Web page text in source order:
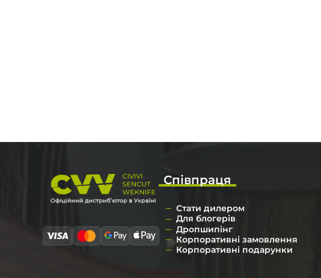
Співпраця
Стати дилером
Для блогерів
Дропшипінг
Корпоративні замовлення
Корпоративні подарунки